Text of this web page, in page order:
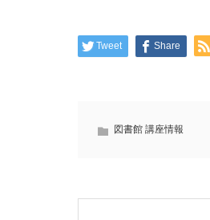
Tweet Share
図書館 講座情報